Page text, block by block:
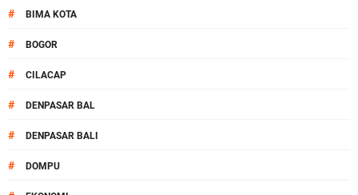
# BIMA KOTA
# BOGOR
# CILACAP
# DENPASAR BAL
# DENPASAR BALI
# DOMPU